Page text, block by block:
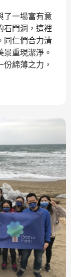
了一場富有意
石門洞，這裡
同仁們合力清
重現潔淨。
綿薄之力，